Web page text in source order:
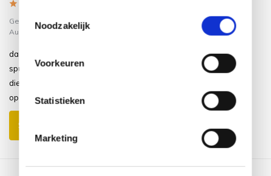
Noodzakelijk
Voorkeuren
Statistieken
Marketing
Gepost door: Andre Heemskerk
Augustus 2020
dankzij de tuinbankhoes blijven mijn
spullen lekker droog, een prima hoes
die handig is, niet zwaar en makkelijk
op te vouwen.
Schrijf je eigen review